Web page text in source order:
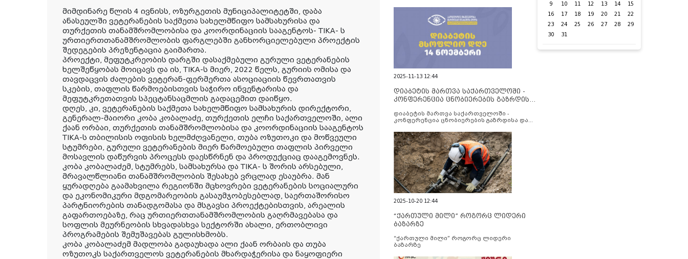
მიმდინარე წლის 4 ივნისს, ოზურგეთის მუნიციპალიტეტში, დაბა
ანასეულში ვეტერანების საქმეთა სახელმწიფო სამსახურისა და
თურქეთის თანამშრომლობისა და კოორდინაციის სააგენტოს- TIKA- ს
ურთიერთთანამშრომლობის ფარგლებში განხორციელებული პროექტის
შედეგების პრეზენტაცია გაიმართა.
პროექტი, მეფუტკრეობის დარგში დასაქმებული გურული ვეტერანების
ხელშეწყობას მოიცავს და ის, TIKA-ს მიერ, 2022 წელს, გურიის ომისა და
თავდაცვის ძალების ვეტერან-ფერმერთა ასოციაციის წევრთათვის
სკების, თაფლის წარმოებისთვის საჭირო ინვენტარისა და
მეფუტკრეთათვის სპეცტანსაცმლის გადაცემით დაიწყო.
დღეს, კი, ვეტერანების საქმეთა სახელმწიფო სამსახურის დირექტორი,
გენერალ-მაიორი კობა კობალაძე, თურქეთის ელჩი საქართველოში, ალი
ქაან ორბაი, თურქეთის თანამშრომლობისა და კოორდინაციის სააგენტოს
TIKA-ს თბილისის ოფისის ხელმძღვანელი, თუბა ოზუთოკი და მოწვეული
სტუმრები, გურული ვეტერანების მიერ წარმოებული თაფლის პირველი
მოსავლის დაწურვის პროცესს დაესწრნენ და პროდუქციაც დააგემოვნეს.
კობა კობალაძემ, სტუმრებს, სამსახურსა და TIKA- ს შორის არსებული,
მრავალწლიანი თანამშრომლობის შესახებ ვრცლად ესაუბრა. მან
ყურადღება გაამახვილა რეგიონში მცხოვრები ვეტერანების სოციალური
და ეკონომიკური მდგომარეობის გასაუმჯობესებლად, საერთაშორისო
პარტნიორების თანადგომასა და მსგავსი პროექტებისთვის, არეალის
გაფართოებაზე, რაც ურთიერთთანამშრომლობის გაღრმავებასა და
სოფლის მეურნეობის სხვადასხვა სექტორში ახალი, ერთობლივი
პროგრამების შემუშავებას გულისხმობს.
კობა კობალაძემ მადლობა გადაუხადა ალი ქაან ორბაის და თუბა
ოზუთოკს საქართველოს ვეტერანების მხარდაჭერისა და ნაყოფიერი
2025-11-13 12:44
დიაბეტის მართვა საქართველოში -
კონფერენცია ცნობიერების გაზრდისა
დიაბეტის მართვა საქართველოში -
კონფერენცია ცნობიერების გაზრდისა და
2025-10-20 12:44
“ქართული მილი” როგორც ლიდერი
ბაზარზე
“ქართული მილი” როგორც ლიდერი
ბაზარზე
9
10 11 12 13 14
15
16
17 18 19 20 21
22
23
24 25 26 27 28
29
30
31